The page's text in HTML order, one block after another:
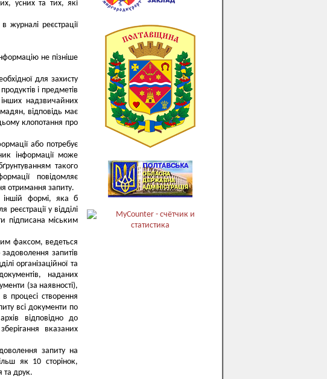
усних та тих, які
журналі реєстрації
не пізніше
для захисту
і предметів
надзвичайних
відповідь має
клопотання про
або потребує
інформації може
такого
повідомляє
отримання запиту.
іншій формі, яка б
у відділі
підписана міським
факсом, ведеться
запитів
організаційної та
наданих
(за наявності),
процесі створення
всі документи по
відповідно до
вказаних
запиту на
як 10 сторінок,
та друк.